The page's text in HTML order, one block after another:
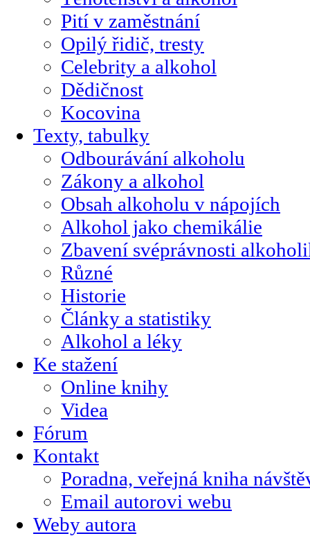
Pití v zaměstnání
Opilý řidič, tresty
Celebrity a alkohol
Dědičnost
Kocovina
Texty, tabulky
Odbourávání alkoholu
Zákony a alkohol
Obsah alkoholu v nápojích
Alkohol jako chemikálie
Zbavení svéprávnosti
Různé
Historie
Články a statistiky
Alkohol a léky
Ke stažení
Online knihy
Videa
Fórum
Kontakt
Poradna, veřejná kniha
Email autorovi webu
Weby autora